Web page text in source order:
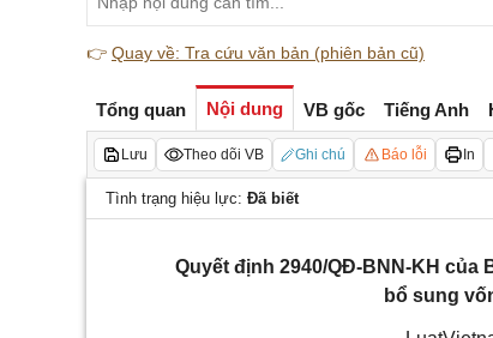
👉 Quay về: Tra cứu văn bản (phiên bản cũ)
Tổng quan Nội dung VB gốc Tiếng Anh
Lưu Theo dõi VB Ghi chú Báo lỗi In
Tình trạng hiệu lực: Đã biết
Quyết định 2940/QĐ-BNN-KH của
bổ sung